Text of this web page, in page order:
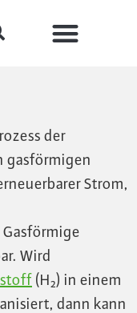
der
gasförmigen
Strom,
Wird
(H2) in einem
dann kann